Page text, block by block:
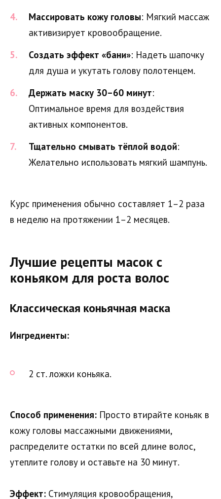
Массировать кожу головы: Мягкий массаж
активизирует кровообращение.
Создать эффект «бани»: Надеть шапочку
для душа и укутать голову полотенцем.
Держать маску 30–60 минут:
Оптимальное время для воздействия
активных компонентов.
Тщательно смывать тёплой водой:
Желательно использовать мягкий шампунь.
Курс применения обычно составляет 1–2 раза
в неделю на протяжении 1–2 месяцев.
Лучшие рецепты масок с
коньяком для роста волос
Классическая коньячная маска
Ингредиенты:
2 ст. ложки коньяка.
Способ применения: Просто втирайте коньяк в
кожу головы массажными движениями,
распределите остатки по всей длине волос,
утеплите голову и оставьте на 30 минут.
Эффект: Стимуляция кровообращения,